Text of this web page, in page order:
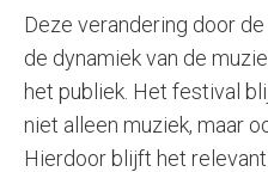
Deze verandering door
de dynamiek van de
het publiek. Het festival
niet alleen muziek, maar
Hierdoor blijft het